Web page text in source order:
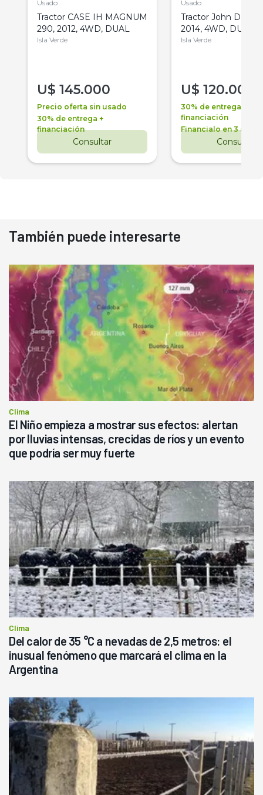
Usado
Tractor CASE IH MAGNUM
290, 2012, 4WD, DUAL
Isla Verde
U$ 145.000
Precio oferta sin usado
30% de entrega +
financiación
Consultar
Usado
Tractor John Deere
2014, 4WD, DUAL
Isla Verde
U$ 120.000
30% de entrega +
financiación
Financialo en 3 años
Consultar
También puede interesarte
Clima
El Niño empieza a mostrar sus efectos: alertan
por lluvias intensas, crecidas de ríos y un evento
que podría ser muy fuerte
Clima
Del calor de 35 °C a nevadas de 2,5 metros: el
inusual fenómeno que marcará el clima en la
Argentina